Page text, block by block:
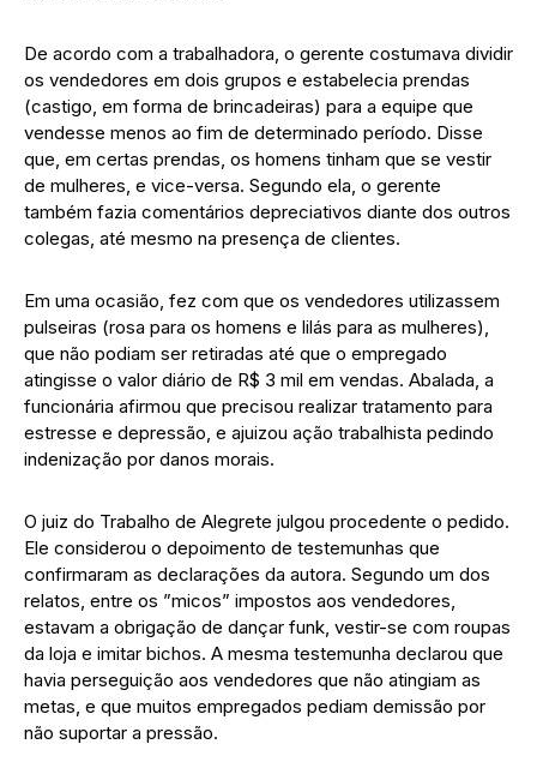
De acordo com a trabalhadora, o gerente costumava dividir
os vendedores em dois grupos e estabelecia prendas
(castigo, em forma de brincadeiras) para a equipe que
vendesse menos ao fim de determinado período. Disse
que, em certas prendas, os homens tinham que se vestir
de mulheres, e vice-versa. Segundo ela, o gerente
também fazia comentários depreciativos diante dos outros
colegas, até mesmo na presença de clientes.
Em uma ocasião, fez com que os vendedores utilizassem
pulseiras (rosa para os homens e lilás para as mulheres),
que não podiam ser retiradas até que o empregado
atingisse o valor diário de R$ 3 mil em vendas. Abalada, a
funcionária afirmou que precisou realizar tratamento para
estresse e depressão, e ajuizou ação trabalhista pedindo
indenização por danos morais.
O juiz do Trabalho de Alegrete julgou procedente o pedido.
Ele considerou o depoimento de testemunhas que
confirmaram as declarações da autora. Segundo um dos
relatos, entre os ”micos” impostos aos vendedores,
estavam a obrigação de dançar funk, vestir-se com roupas
da loja e imitar bichos. A mesma testemunha declarou que
havia perseguição aos vendedores que não atingiam as
metas, e que muitos empregados pediam demissão por
não suportar a pressão.